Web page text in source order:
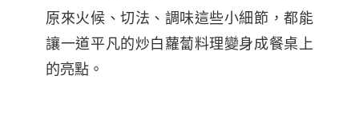
原來火候、切法、調味這些小細節，都能
讓一道平凡的炒白蘿蔔料理變身成餐桌上
的亮點。